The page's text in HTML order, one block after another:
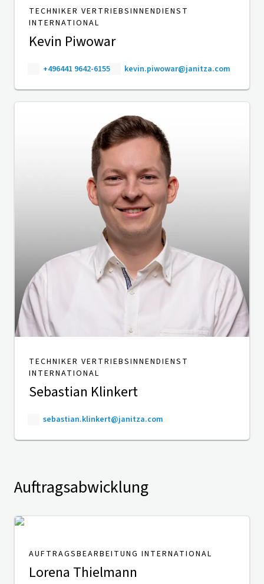
TECHNIKER VERTRIEBSINNENDIENST
INTERNATIONAL
Kevin Piwowar
+496441 9642-6155 kevin.piwowar@janitza.com
TECHNIKER VERTRIEBSINNENDIENST
INTERNATIONAL
Sebastian Klinkert
sebastian.klinkert@janitza.com
Auftragsabwicklung
AUFTRAGSBEARBEITUNG INTERNATIONAL
Lorena Thielmann